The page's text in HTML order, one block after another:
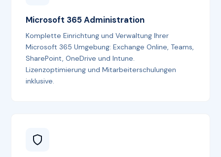
Microsoft 365 Administration
Komplette Einrichtung und Verwaltung Ihrer
Microsoft 365 Umgebung: Exchange Online, Teams,
SharePoint, OneDrive und Intune.
Lizenzoptimierung und Mitarbeiterschulungen
inklusive.